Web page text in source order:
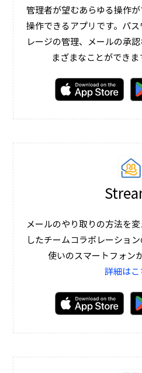
管理者が望むあらゆる操作
操作できるアプリです。パ
レージの管理、メールの承
まざまなことができま
メールのやり取りの方法を
したチームコラボレーショ
使いのスマートフォン
詳細はこ